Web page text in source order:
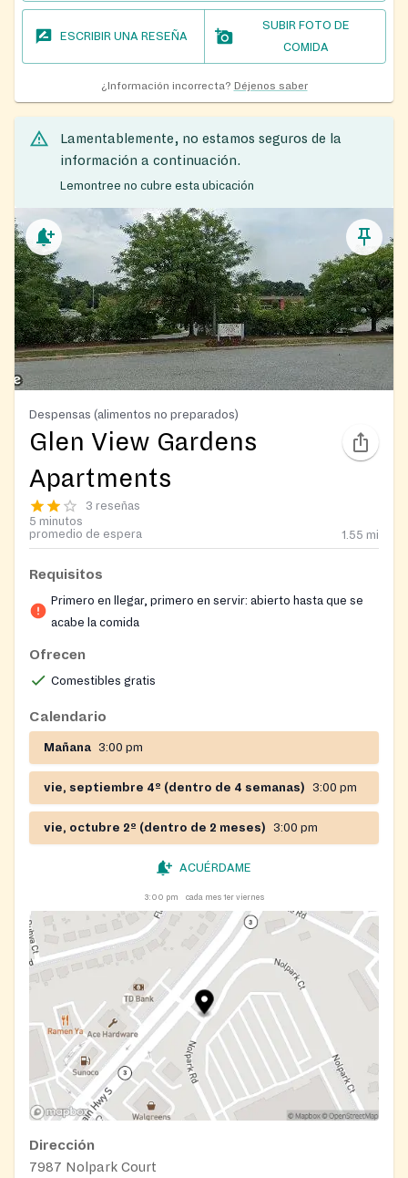
ESCRIBIR UNA RESEÑA
SUBIR FOTO DE
COMIDA
¿Información incorrecta? Déjenos saber
Lamentablemente, no estamos seguros de la
información a continuación.
Lemontree no cubre esta ubicación
Despensas (alimentos no preparados)
Glen View Gardens
Apartments
3 reseñas
5 minutos
promedio de espera
1.55 mi
Requisitos
Primero en llegar, primero en servir: abierto hasta que se
acabe la comida
Ofrecen
Comestibles gratis
Calendario
Mañana 3:00 pm
vie, septiembre 4º (dentro de 4 semanas) 3:00 pm
vie, octubre 2º (dentro de 2 meses) 3:00 pm
ACUÉRDAME
3:00 pm cada mes 1er viernes
Dirección
7987 Nolpark Court